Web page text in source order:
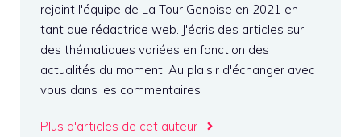
rejoint l'équipe de La Tour Genoise en 2021 en
tant que rédactrice web. J'écris des articles sur
des thématiques variées en fonction des
actualités du moment. Au plaisir d'échanger avec
vous dans les commentaires !
Plus d'articles de cet auteur